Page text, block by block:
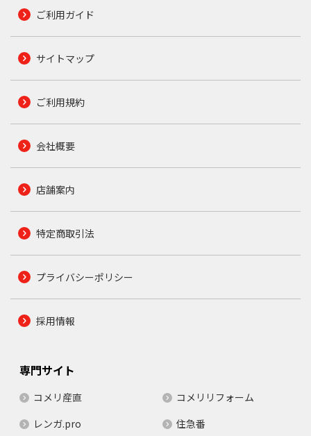
ご利用ガイド
サイトマップ
ご利用規約
会社概要
店舗案内
特定商取引法
プライバシーポリシー
採用情報
専門サイト
コメリ産直
コメリリフォーム
レンガ.pro
住急番